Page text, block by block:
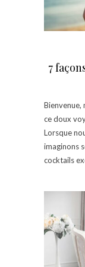
7
Bienvenue,
ce doux
Lorsque
imaginons
cocktails